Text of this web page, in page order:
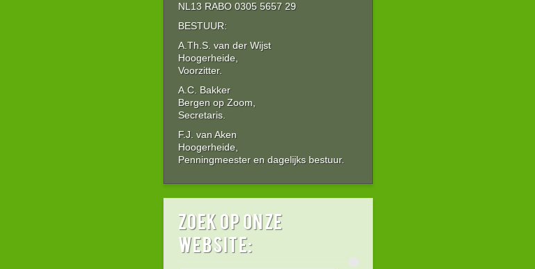
NL13 RABO 0305 5657 29
BESTUUR:
A.Th.S. van der Wijst
Hoogerheide,
Voorzitter.
A.C. Bakker
Bergen op Zoom,
Secretaris.
F.J. van Aken
Hoogerheide,
Penningmeester en dagelijks bestuur.
zoek op onze
website: